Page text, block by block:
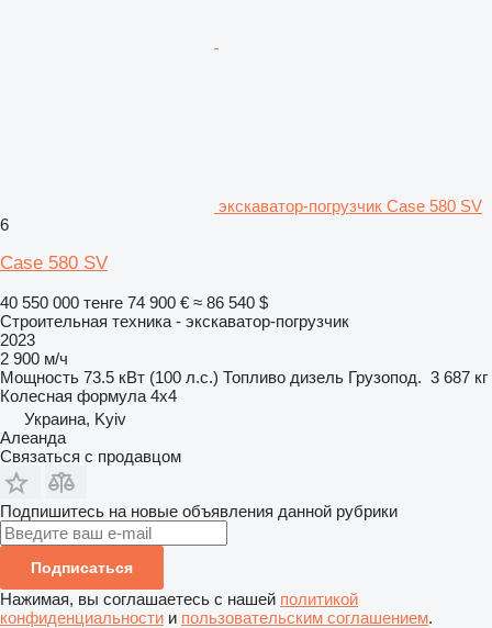
экскаватор-погрузчик Case 580 SV
6
Case 580 SV
40 550 000 тенге 74 900 € ≈ 86 540 $
Строительная техника - экскаватор-погрузчик
2023
2 900 м/ч
Мощность 73.5 кВт (100 л.с.) Топливо дизель Грузопод. 3 687 кг
Колесная формула 4x4
Украина, Kyiv
Алеанда
Связаться с продавцом
Подпишитесь на новые объявления данной рубрики
Подписаться
Нажимая, вы соглашаетесь с нашей политикой
конфиденциальности и пользовательским соглашением.